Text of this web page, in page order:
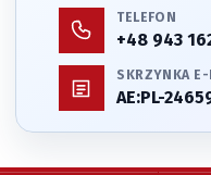
TELEFON
+48 943
SKRZYNKA E-
AE:PL-